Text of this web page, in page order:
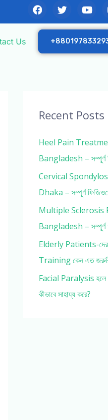
F
a
c
e
o
T
w
i
t
t
e
Y
o
u
t
u
b
Us
Recent Posts
Heel Pain
Bangladesh – সম্পূর্ণ
Cervical
Dhaka – সম্পূর্ণ
Multiple Sclerosis
Bangladesh – সম্পূর্ণ
Elderly Patients-
Training কেন এত
Facial Paralysis
কীভাবে সাহায্য করে?